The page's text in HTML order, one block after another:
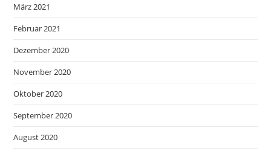
März 2021
Februar 2021
Dezember 2020
November 2020
Oktober 2020
September 2020
August 2020